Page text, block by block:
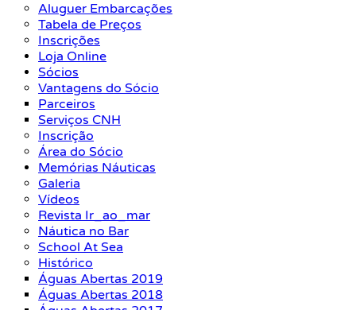
Aluguer Embarcações
Tabela de Preços
Inscrições
Loja Online
Sócios
Vantagens do Sócio
Parceiros
Serviços CNH
Inscrição
Área do Sócio
Memórias Náuticas
Galeria
Vídeos
Revista Ir_ao_mar
Náutica no Bar
School At Sea
Histórico
Águas Abertas 2019
Águas Abertas 2018